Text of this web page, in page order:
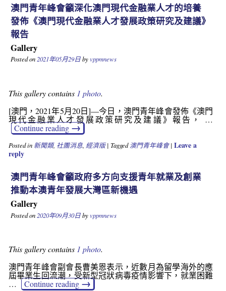
澳門青年峰會籲深化澳門現代金融業人才的培養
發佈《澳門現代金融業人才發展政策研究及建議》
報告
Gallery
Posted on 2021年05月29日byvppmnews
This gallery contains 1 photo.
[澳門，2021年5月20日]—今日，澳門青年峰會發佈《澳門
現代金融業人才發展政策研究及建議》報告， …
Continue reading→
Posted in 新聞類, 社團消息, 經濟版| Tagged 澳門青年峰會| Leave a
reply
澳門青年峰會籲政府多方向支援青年就業及創業
推動本澳青年發展大灣區新機遇
Gallery
Posted on 2020年09月30日byvppmnews
This gallery contains 1 photo.
澳門青年峰會副會長曹美恩表示，近數月為留學海外的應
屆畢業生回流潮，受新型冠狀病毒疫情影響下，就業困難
…
Continue reading→